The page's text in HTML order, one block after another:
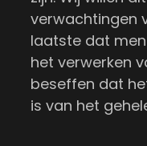
verwachtingen
laatste dat
het verwerken
beseffen dat
is van het